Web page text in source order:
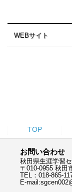
WEBサイト
TOP
お問い合わせ
秋田県生涯学習
〒010-0955 秋田
TEL：018-865-
E-